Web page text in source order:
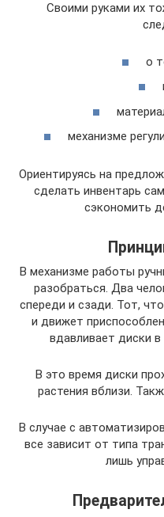
Своими руками их
о
механизме
Ориентируясь на
сделать инвентарь
сэкономить
В механизме работы
разобраться. Два
спереди и сзади. Тот,
и движет
вдавливает диски
В это время диски
растения вблизи.
В случае с
все зависит от типа
лишь